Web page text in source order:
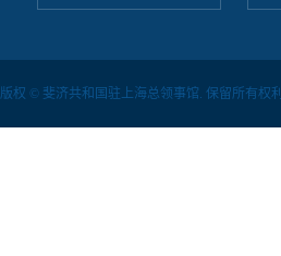
版权 © 斐济共和国驻上海总领事馆. 保留所有权利